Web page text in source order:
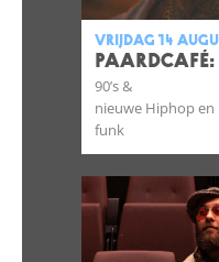
vrijdag 14
Paardcafé:
90’s &
nieuwe Hiphop en
funk